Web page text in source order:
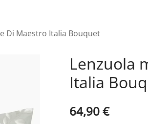
Di Maestro Italia Bouquet
Lenzuola
Italia
64,90€